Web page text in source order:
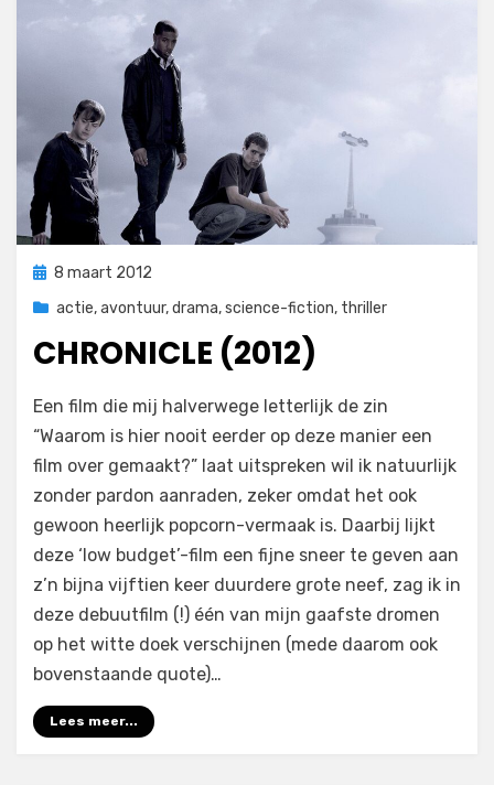
Geplaatst
8 maart 2012
actie,avontuur,drama,science-fiction, thriller
CHRONICLE (2012)
door Filmofiel.nl
2 reacties
Chronicle
(2012)
Een film die mij halverwege letterlijk de zin
“Waarom is hier nooit eerder op deze manier een
film over gemaakt?” laat uitspreken wil ik natuurlijk
zonder pardon aanraden, zeker omdat het ook
gewoon heerlijk popcorn-vermaak is. Daarbij lijkt
deze ‘low budget’-film een fijne sneer te geven aan
z’n bijna vijftien keer duurdere grote neef, zag ik in
deze debuutfilm (!) één van mijn gaafste dromen
op het witte doek verschijnen (mede daarom ook
bovenstaande quote)…
Lees meer...